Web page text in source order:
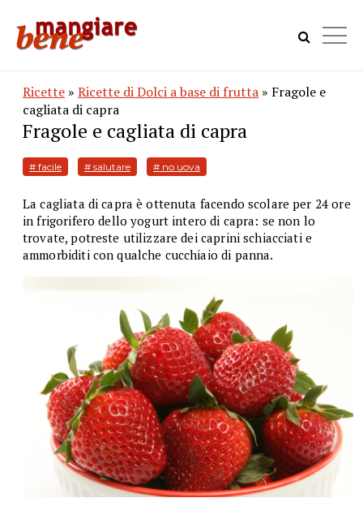
Ricette » Ricette di Dolci a base di frutta » Fragole e
cagliata di capra
Fragole e cagliata di capra
# facile # salutare # no uova
La cagliata di capra è ottenuta facendo scolare per 24 ore
in frigorifero dello yogurt intero di capra: se non lo
trovate, potreste utilizzare dei caprini schiacciati e
ammorbiditi con qualche cucchiaio di panna.